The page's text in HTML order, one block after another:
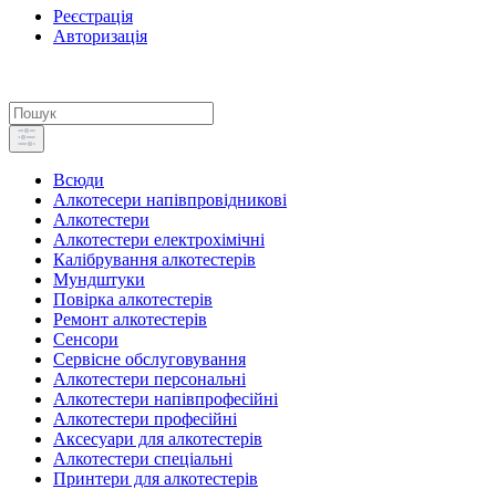
Реєстрація
Авторизація
Всюди
Алкотесери напівпровідникові
Алкотестери
Алкотестери електрохімічні
Калібрування алкотестерів
Мундштуки
Повірка алкотестерів
Ремонт алкотестерів
Сенсори
Сервісне обслуговування
Алкотестери персональні
Алкотестери напівпрофесійні
Алкотестери професійні
Аксесуари для алкотестерів
Алкотестери спеціальні
Принтери для алкотестерів